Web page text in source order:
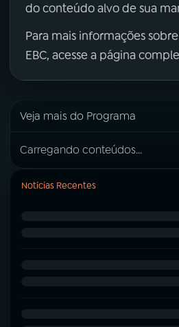
do conteúdo alvo de sua
Para mais informações
EBC, acesse a página
Veja mais do Programa
Carregando conteúdos...
Notícias Recentes